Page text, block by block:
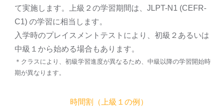
て実施します。上級２の学習期間は、JLPT-N1 (CEFR-
C1) の学習に相当します。
入学時のプレイスメントテストにより、初級２あるいは
中級１から始める場合もあります。
＊クラスにより、初級学習進度が異なるため、中級以降の学習開始時
期が異なります。
時間割（上級１の例）